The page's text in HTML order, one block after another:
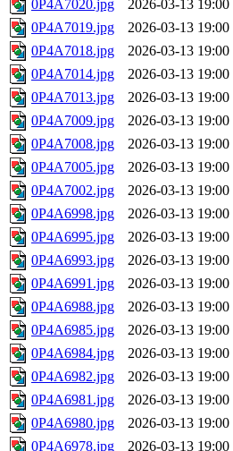
0P4A7020.jpg
2026-03-13 19:00
0P4A7019.jpg
2026-03-13 19:00
0P4A7018.jpg
2026-03-13 19:00
0P4A7014.jpg
2026-03-13 19:00
0P4A7013.jpg
2026-03-13 19:00
0P4A7009.jpg
2026-03-13 19:00
0P4A7008.jpg
2026-03-13 19:00
0P4A7005.jpg
2026-03-13 19:00
0P4A7002.jpg
2026-03-13 19:00
0P4A6998.jpg
2026-03-13 19:00
0P4A6995.jpg
2026-03-13 19:00
0P4A6993.jpg
2026-03-13 19:00
0P4A6991.jpg
2026-03-13 19:00
0P4A6988.jpg
2026-03-13 19:00
0P4A6985.jpg
2026-03-13 19:00
0P4A6984.jpg
2026-03-13 19:00
0P4A6982.jpg
2026-03-13 19:00
0P4A6981.jpg
2026-03-13 19:00
0P4A6980.jpg
2026-03-13 19:00
0P4A6978.jpg
2026-03-13 19:00